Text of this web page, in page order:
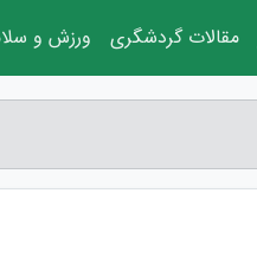
مقالات گردشگری ورزش و